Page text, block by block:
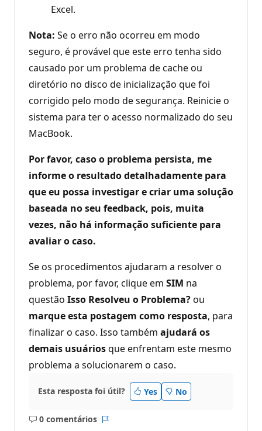
Excel.
Nota: Se o erro não ocorreu em modo
seguro, é provável que este erro tenha sido
causado por um problema de cache ou
diretório no disco de inicialização que foi
corrigido pelo modo de segurança. Reinicie o
sistema para ter o acesso normalizado do seu
MacBook.
Por favor, caso o problema persista, me
informe o resultado detalhadamente para
que eu possa investigar e criar uma solução
baseada no seu feedback, pois, muita
vezes, não há informação suficiente para
avaliar o caso.
Se os procedimentos ajudaram a resolver o
problema, por favor, clique em SIM na
questão Isso Resolveu o Problema?ou
marque esta postagem como resposta, para
finalizar o caso. Isso também ajudará os
demais usuáriosque enfrentam este mesmo
problema a solucionarem o caso.
Esta resposta foi útil? Yes No
0 comentários
Sem